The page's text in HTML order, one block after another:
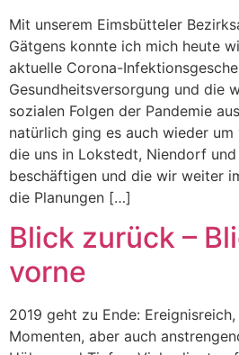
Mit unserem Eimsbütteler
Gätgens konnte ich mich heute
aktuelle Corona-
Gesundheitsversorgung und die
sozialen Folgen der Pandemie
natürlich ging es auch wieder um
die uns in Lokstedt, Niendorf und
beschäftigen und die wir weiter
die Planungen […]
Blick zurück –
vorne
2019 geht zu Ende:
Momenten, aber auch